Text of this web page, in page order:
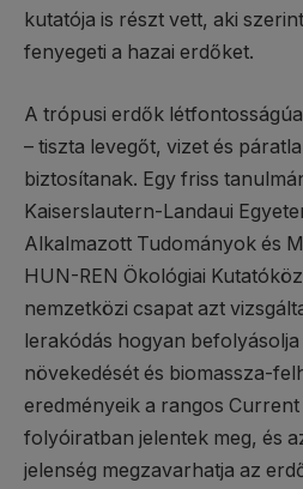
kutatója is részt vett, aki
fenyegeti a hazai erdőket.
A trópusi erdők
– tiszta levegőt, vizet és
biztosítanak. Egy friss
Kaiserslautern-Landaui
Alkalmazott Tudományok és
HUN-REN Ökológiai
nemzetközi csapat azt
lerakódás hogyan
növekedését és biomassza-
eredményeik a rangos
folyóiratban jelentek meg, és
jelenség megzavarhatja az